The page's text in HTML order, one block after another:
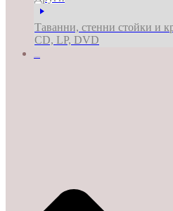
Таванни, стенни стойки и
CD, LP, DVD